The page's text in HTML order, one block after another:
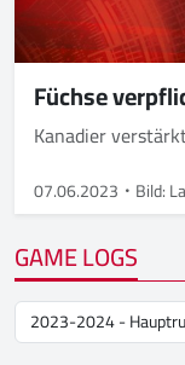
Füchse
Kanadier
07.06.2023 Bild:
GAME LOGS